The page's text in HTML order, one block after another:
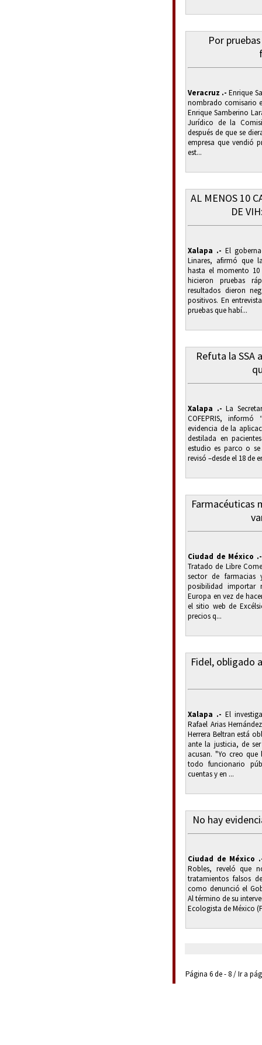
Por
Veracruz .- Enrique
nombrado comisario
Enrique Samberino
Jurídico de la
después de que se
empresa que vendió
est...
AL MENOS 10
DE
Xalapa .- El
Linares, afirmó que
hasta el momento 10
hicieron pruebas
resultados dieron
positivos. En
pruebas que habí...
Refuta la SSA
Xalapa .- La
COFEPRIS,
evidencia de la
destilada en
estudio es parco o
revisó –desde el 18 de
Farmacéuticas
Ciudad de México .-
Tratado de Libre
sector de
posibilidad importar
Europa en vez de
el sitio web de
precios q...
Fidel, obligado
Xalapa .- El
Rafael Arias
Herrera Beltran está
ante la justicia, de
acusan. "Yo creo
todo funcionario
cuentas y en ...
No hay
Ciudad de México
Robles, reveló que
tratamientos falsos
como denunció el
Al término de su
Ecologista de México
Página 6 de - 8 / Ir a